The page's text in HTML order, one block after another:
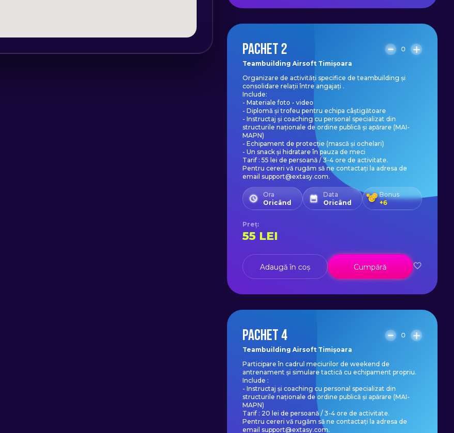
PACHET 2
0
Teambuilding Airsoft Timișoara
Organizare de activități specifice de teambuilding și
consolidare relații între angajați .
Include:
- Materiale foto - video
- Diplomă și trofeu pentru echipa câștigătoare
- Instructaj și coaching cu personal specializat din
structurile naționale de ordine publică și apărare (MAI-
MAPN)
- Echipament de protecție (mască și ochelari)
- Un snack și hidratare în pauza de meci
Tarif : 55 lei de persoană / 3-4 ore de activitate.
Pentru cereri vă rugăm să ne contactați la adresa de
email support@extasy.com.
Ora
Oricând
Data
Oricând
Bonus
+6
Preț:
55 LEI
Adaugă în coș Cumpără
PACHET 4
0
Teambuilding Airsoft Timișoara
Participare în cadrul meciurilor de weekend de
antrenament și simulare tactică cu echipament propriu.
Include :
- Instructaj și coaching cu personal specializat din
structurile naționale de ordine publică și apărare (MAI-
MAPN)
Tarif : 20 lei de persoană / 3-4 ore de activitate.
Pentru cereri vă rugăm să ne contactați la adresa de
email support@extasy.com.